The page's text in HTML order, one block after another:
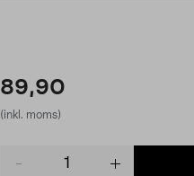
89,90
(inkl. moms)